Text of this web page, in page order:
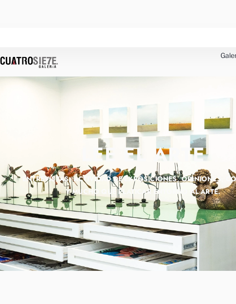
LEE EL ARTE
ENTREVISTAS, ACTIVIDAD DE EXPOSICIONES, OPINIONES,
Y MUCHO QUE PLATICAR ENTORNO AL ARTE.